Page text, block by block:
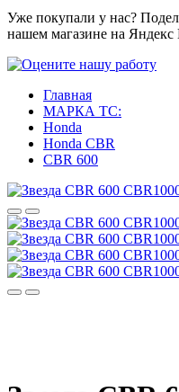
Уже покупали у нас?
нашем магазине на Яндекс
Главная
МАРКА ТС:
Honda
Honda CBR
CBR 600